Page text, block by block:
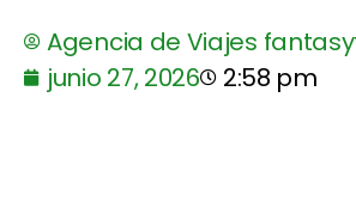
Agencia de Viajes
junio 27, 2026
2:58 pm